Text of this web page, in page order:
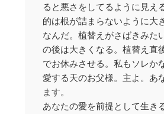
ると悪さをしてるように見え
的は根が詰まらないように大
なんだ。植替えがさばきみた
の後は大きくなる。植替え直
でお休みさせる。私もソレか
愛する天のお父様。主よ。あ
ます。
あなたの愛を前提として生き